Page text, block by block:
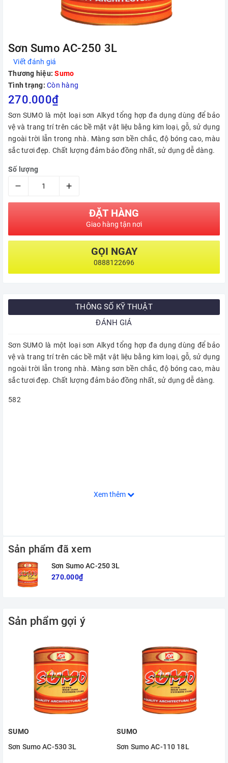
Sơn Sumo AC-250 3L
Viết đánh giá
Thương hiệu: Sumo
Tình trạng: Còn hàng
270.000₫
Sơn SUMO là một loại sơn Alkyd tổng hợp đa dụng dùng để bảo
vệ và trang trí trên các bề mặt vật liệu bằng kim loại, gỗ, sử dụng
ngoài trời lẫn trong nhà. Màng sơn bền chắc, độ bóng cao, màu
sắc tươi đẹp. Chất lượng đảm bảo đồng nhất, sử dụng dễ dàng.
Số lượng
– +
ĐẶT HÀNG
Giao hàng tận nơi
GỌI NGAY
0888122696
THÔNG SỐ KỸ THUẬT
ĐÁNH GIÁ
Sơn SUMO là một loại sơn Alkyd tổng hợp đa dụng dùng để bảo
vệ và trang trí trên các bề mặt vật liệu bằng kim loại, gỗ, sử dụng
ngoài trời lẫn trong nhà. Màng sơn bền chắc, độ bóng cao, màu
sắc tươi đẹp. Chất lượng đảm bảo đồng nhất, sử dụng dễ dàng.
582
Xem thêm
Sản phẩm đã xem
Sơn Sumo AC-250 3L
270.000₫
Sản phẩm gợi ý
SUMO
Sơn Sumo AC-530 3L
SUMO
Sơn Sumo AC-110 18L